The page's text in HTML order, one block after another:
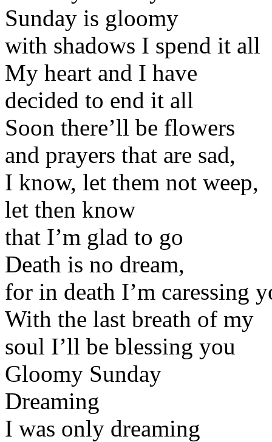
Sunday is gloomy
with shadows I spend it all
My heart and I have
decided to end it all
Soon there’ll be flowers
and prayers that are sad,
I know, let them not weep,
let then know
that I’m glad to go
Death is no dream,
for in death I’m caressing
With the last breath of my
soul I’ll be blessing you
Gloomy Sunday
Dreaming
I was only dreaming